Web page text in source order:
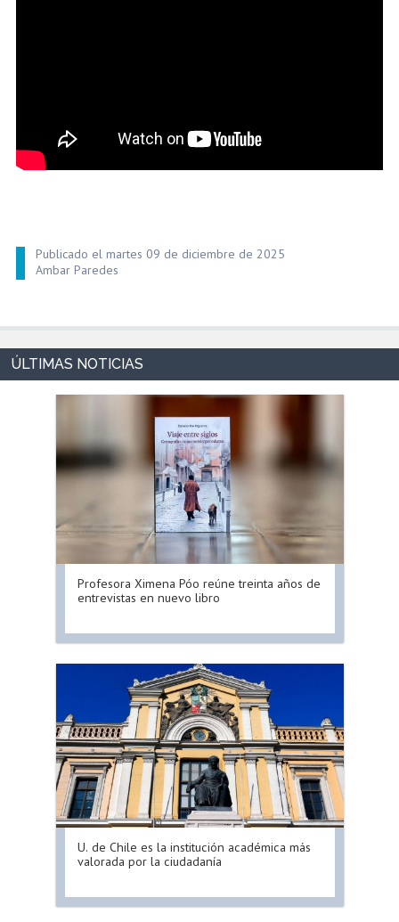
Publicado el martes 09 de diciembre de 2025
Ambar Paredes
Profesora Ximena Póo reúne treinta años de
entrevistas en nuevo libro
U. de Chile es la institución académica más
valorada por la ciudadanía